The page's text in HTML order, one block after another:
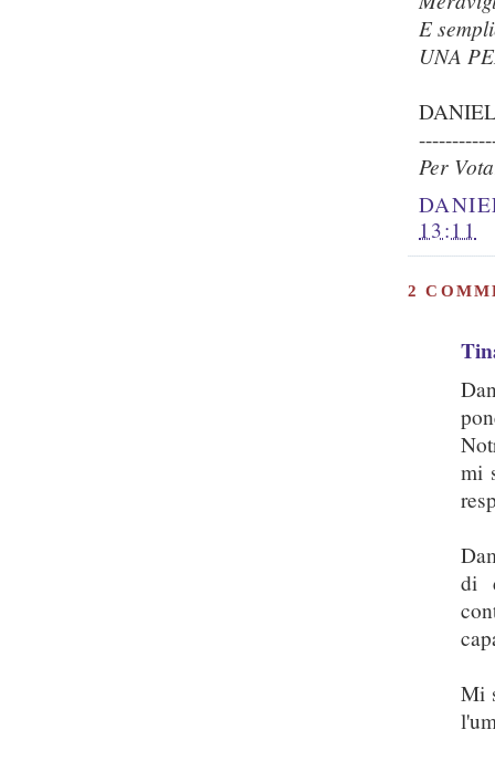
E
UNA
Per
13:11
2
mi
di
Mi